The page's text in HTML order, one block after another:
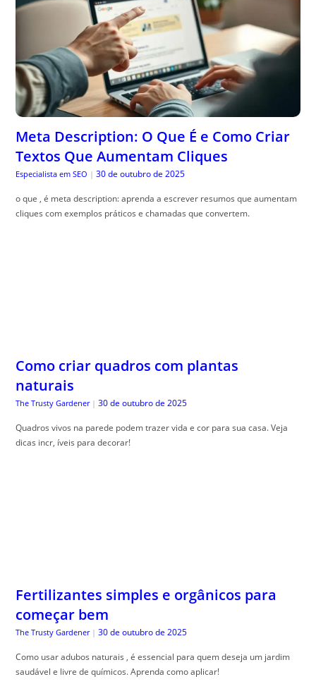
Meta Description: O Que É e Como Criar
Textos Que Aumentam Cliques
Especialista em SEO | 30 de outubro de 2025
o que , é meta description: aprenda a escrever resumos que aumentam
cliques com exemplos práticos e chamadas que convertem.
Como criar quadros com plantas
naturais
The Trusty Gardener | 30 de outubro de 2025
Quadros vivos na parede podem trazer vida e cor para sua casa. Veja
dicas incr, íveis para decorar!
Fertilizantes simples e orgânicos para
começar bem
The Trusty Gardener | 30 de outubro de 2025
Como usar adubos naturais , é essencial para quem deseja um jardim
saudável e livre de químicos. Aprenda como aplicar!